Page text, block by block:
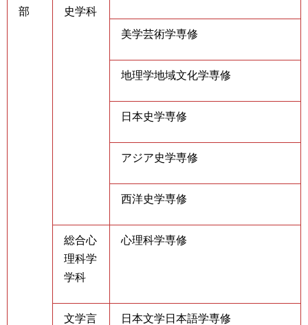
部
史学科
美学芸術学専修
地理学地域文化学専修
日本史学専修
アジア史学専修
西洋史学専修
総合心
理科学
学科
心理科学専修
文学言
日本文学日本語学専修